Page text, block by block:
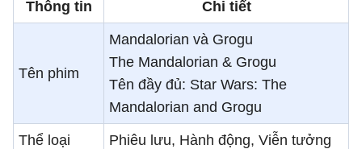
Thông tin Chi tiết
Tên phim
Mandalorian và Grogu
The Mandalorian & Grogu
Tên đầy đủ: Star Wars: The
Mandalorian and Grogu
Thể loại Phiêu lưu, Hành động, Viễn tưởng